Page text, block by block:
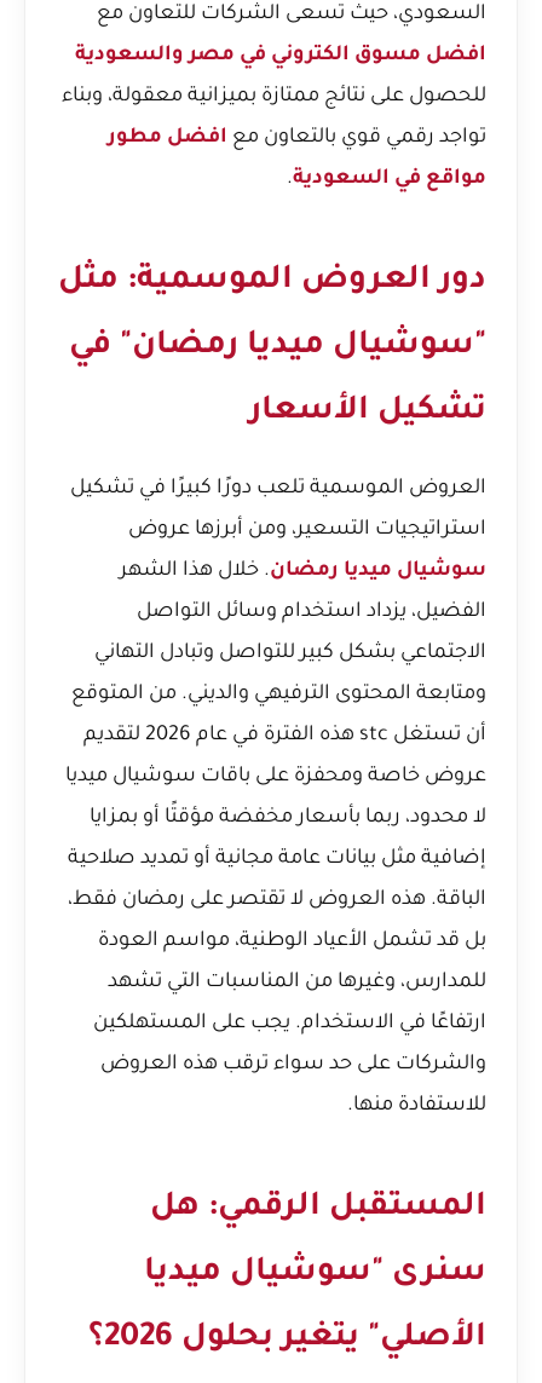
السعودي، حيث تسعى الشركات للتعاون مع
افضل مسوق الكتروني في مصر والسعودية
للحصول على نتائج ممتازة بميزانية معقولة، وبناء
تواجد رقمي قوي بالتعاون مع افضل مطور
مواقع في السعودية.
دور العروض الموسمية: مثل
"سوشيال ميديا رمضان" في
تشكيل الأسعار
العروض الموسمية تلعب دورًا كبيرًا في تشكيل
استراتيجيات التسعير، ومن أبرزها عروض
سوشيال ميديا رمضان. خلال هذا الشهر
الفضيل، يزداد استخدام وسائل التواصل
الاجتماعي بشكل كبير للتواصل وتبادل التهاني
ومتابعة المحتوى الترفيهي والديني. من المتوقع
أن تستغل stc هذه الفترة في عام 2026 لتقديم
عروض خاصة ومحفزة على باقات سوشيال ميديا
لا محدود، ربما بأسعار مخفضة مؤقتًا أو بمزايا
إضافية مثل بيانات عامة مجانية أو تمديد صلاحية
الباقة. هذه العروض لا تقتصر على رمضان فقط،
بل قد تشمل الأعياد الوطنية، مواسم العودة
للمدارس، وغيرها من المناسبات التي تشهد
ارتفاعًا في الاستخدام. يجب على المستهلكين
والشركات على حد سواء ترقب هذه العروض
للاستفادة منها.
المستقبل الرقمي: هل
سنرى "سوشيال ميديا
الأصلي" يتغير بحلول 2026؟